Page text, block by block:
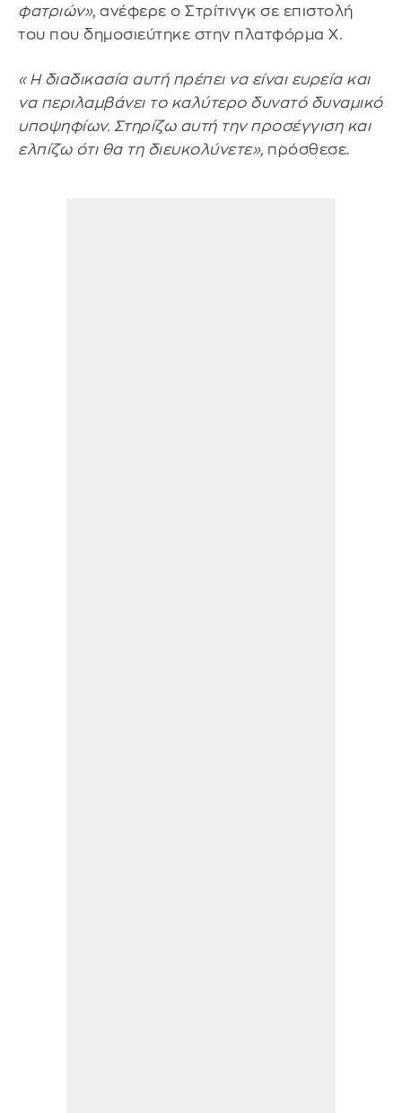
φατριών», ανέφερε ο Στρίτινγκ σε επιστολή
του που δημοσιεύτηκε στην πλατφόρμα X.
«Η διαδικασία αυτή πρέπει να είναι ευρεία και
να περιλαμβάνει το καλύτερο δυνατό δυναμικό
υποψηφίων. Στηρίζω αυτή την προσέγγιση και
ελπίζω ότι θα τη διευκολύνετε», πρόσθεσε.